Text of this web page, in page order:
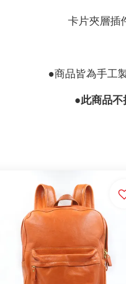
卡片夾層插
●商品皆為手工
●此商品不